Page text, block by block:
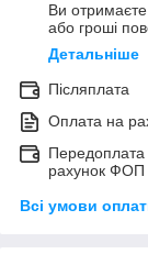
Ви
або гроші
Детальніше
Післяплата
Оплата на
Передоплата
рахунок ФОП
Всі умови